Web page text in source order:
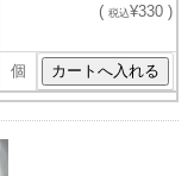
( 税込¥330 )
個